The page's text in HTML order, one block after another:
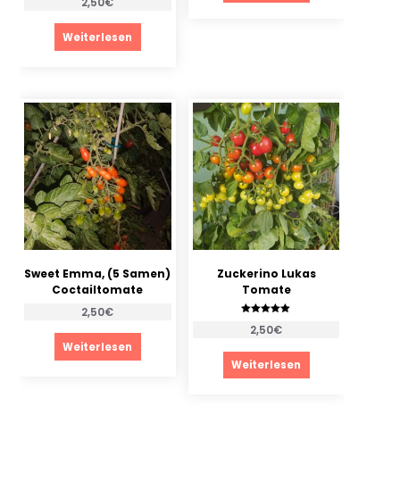
Weiterlesen
Sweet Emma, (5 Samen)
Coctailtomate
2,50€
Weiterlesen
Zuckerino Lukas
Tomate
5.00
2,50€
Weiterlesen